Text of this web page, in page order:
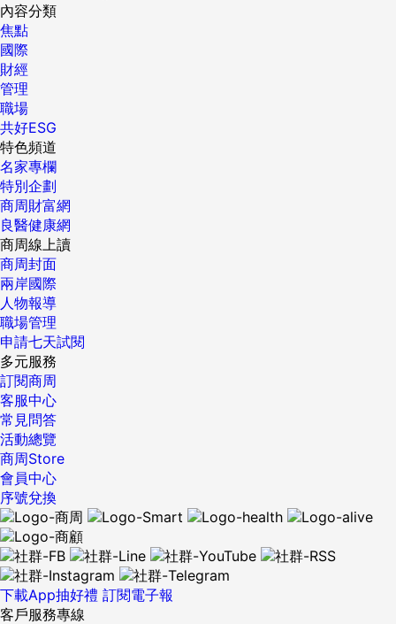
內容分類
焦點
國際
財經
管理
職場
共好ESG
特色頻道
名家專欄
特別企劃
商周財富網
良醫健康網
商周線上讀
商周封面
兩岸國際
人物報導
職場管理
申請七天試閱
多元服務
訂閱商周
客服中心
常見問答
活動總覽
商周Store
會員中心
序號兌換
下載App抽好禮 訂閱電子報
客戶服務專線